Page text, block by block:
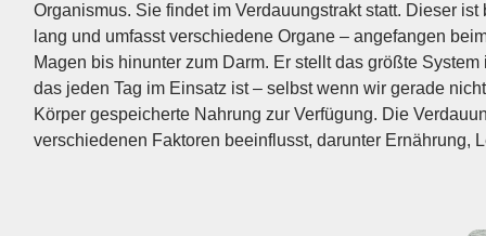
Organismus. Sie findet im Verdauungstrakt statt. Dieser ist
lang und umfasst verschiedene Organe – angefangen
Magen bis hinunter zum Darm. Er stellt das größte System
das jeden Tag im Einsatz ist – selbst wenn wir gerade
Körper gespeicherte Nahrung zur Verfügung. Die
verschiedenen Faktoren beeinflusst, darunter Ernährung,